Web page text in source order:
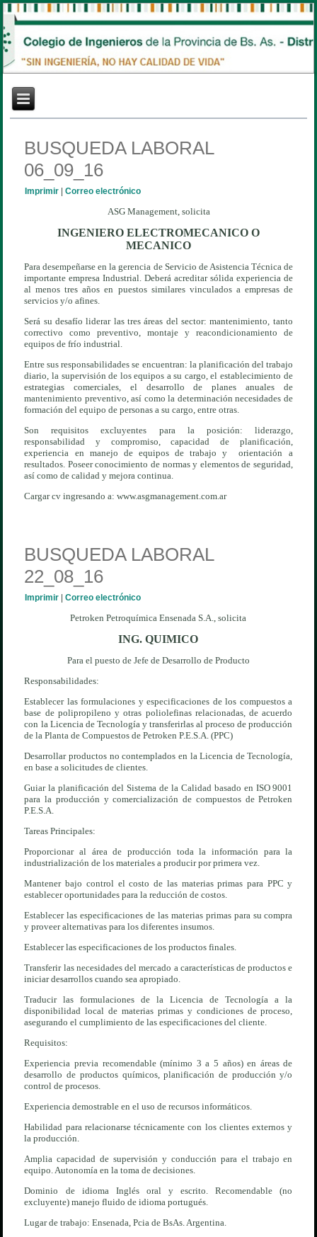
BUSQUEDA LABORAL
06_09_16
Imprimir |Correo electrónico
ASG Management, solicita
INGENIERO ELECTROMECANICO O
MECANICO
Para desempeñarse en la gerencia de Servicio de Asistencia Técnica de
importante empresa Industrial. Deberá acreditar sólida experiencia de
al menos tres años en puestos similares vinculados a empresas de
servicios y/o afines.
Será su desafío liderar las tres áreas del sector: mantenimiento, tanto
correctivo como preventivo, montaje y reacondicionamiento de
equipos de frío industrial.
Entre sus responsabilidades se encuentran: la planificación del trabajo
diario, la supervisión de los equipos a su cargo, el establecimiento de
estrategias comerciales, el desarrollo de planes anuales de
mantenimiento preventivo, así como la determinación necesidades de
formación del equipo de personas a su cargo, entre otras.
Son requisitos excluyentes para la posición: liderazgo,
responsabilidad y compromiso, capacidad de planificación,
experiencia en manejo de equipos de trabajo y orientación a
resultados. Poseer conocimiento de normas y elementos de seguridad,
así como de calidad y mejora continua.
Cargar cv ingresando a: www.asgmanagement.com.ar
BUSQUEDA LABORAL
22_08_16
Imprimir |Correo electrónico
Petroken Petroquímica Ensenada S.A., solicita
ING. QUIMICO
Para el puesto de Jefe de Desarrollo de Producto
Responsabilidades:
Establecer las formulaciones y especificaciones de los compuestos a
base de polipropileno y otras poliolefinas relacionadas, de acuerdo
con la Licencia de Tecnología y transferirlas al proceso de producción
de la Planta de Compuestos de Petroken P.E.S.A. (PPC)
Desarrollar productos no contemplados en la Licencia de Tecnología,
en base a solicitudes de clientes.
Guiar la planificación del Sistema de la Calidad basado en ISO 9001
para la producción y comercialización de compuestos de Petroken
P.E.S.A.
Tareas Principales:
Proporcionar al área de producción toda la información para la
industrialización de los materiales a producir por primera vez.
Mantener bajo control el costo de las materias primas para PPC y
establecer oportunidades para la reducción de costos.
Establecer las especificaciones de las materias primas para su compra
y proveer alternativas para los diferentes insumos.
Establecer las especificaciones de los productos finales.
Transferir las necesidades del mercado a características de productos e
iniciar desarrollos cuando sea apropiado.
Traducir las formulaciones de la Licencia de Tecnología a la
disponibilidad local de materias primas y condiciones de proceso,
asegurando el cumplimiento de las especificaciones del cliente.
Requisitos:
Experiencia previa recomendable (mínimo 3 a 5 años) en áreas de
desarrollo de productos químicos, planificación de producción y/o
control de procesos.
Experiencia demostrable en el uso de recursos informáticos.
Habilidad para relacionarse técnicamente con los clientes externos y
la producción.
Amplia capacidad de supervisión y conducción para el trabajo en
equipo. Autonomía en la toma de decisiones.
Dominio de idioma Inglés oral y escrito. Recomendable (no
excluyente) manejo fluido de idioma portugués.
Lugar de trabajo: Ensenada, Pcia de BsAs. Argentina.